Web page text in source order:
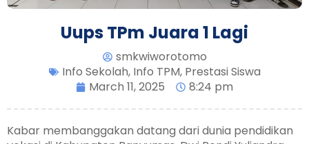
Uups TPm Juara 1 Lagi
smkwiworotomo
Info Sekolah, Info TPM, Prestasi Siswa
March 11, 2025
8:24 pm
Kabar membanggakan datang dari dunia pendidikan